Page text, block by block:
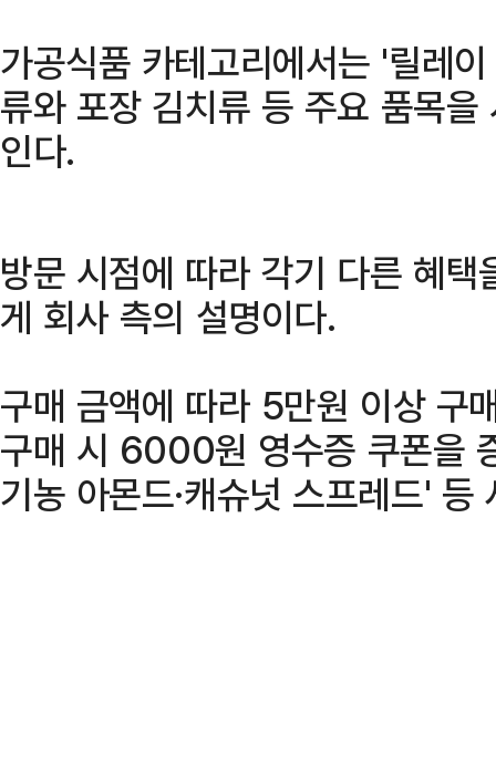
가공식품 카테고리에서는 '릴레
류와 포장 김치류 등 주요 품목
인다.
방문 시점에 따라 각기 다른 혜
게 회사 측의 설명이다.
구매 금액에 따라 5만원 이상
구매 시 6000원 영수증 쿠폰을
기농 아몬드·캐슈넛 스프레드' 등